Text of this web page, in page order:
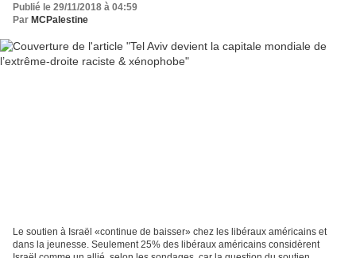
Publié le 29/11/2018 à 04:59
Par MCPalestine
Le soutien à Israël «continue de baisser» chez les libéraux américains et
dans la jeunesse. Seulement 25% des libéraux américains considèrent